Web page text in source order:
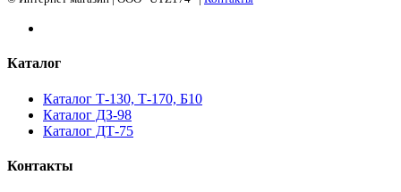
Каталог
Каталог Т-130, Т-170, Б10
Каталог ДЗ-98
Каталог ДТ-75
Контакты